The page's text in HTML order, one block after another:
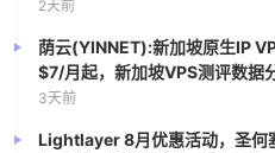
2天前
荫云(YINNET):新加坡原生IP
$7/月起，新加坡VPS测评数据
3天前
Lightlayer 8月优惠活动，圣何